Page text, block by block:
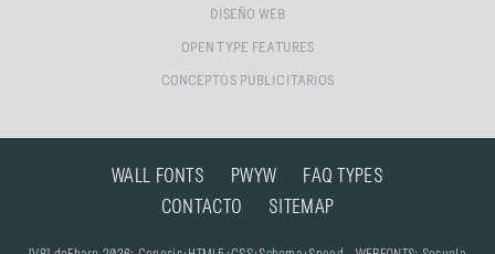
DISEÑO WEB
OPEN TYPE FEATURES
CONCEPTOS PUBLICITARIOS
WALL FONTS PWYW
FAQ TYPES
CONTACTO
SITEMAP